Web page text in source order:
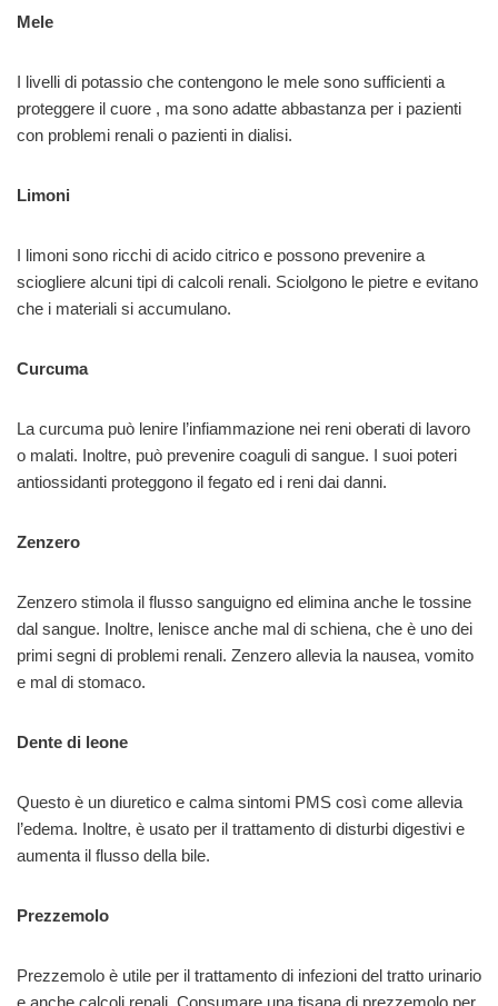
Mele
I livelli di potassio che contengono le mele sono sufficienti a
proteggere il cuore , ma sono adatte abbastanza per i pazienti
con problemi renali o pazienti in dialisi.
Limoni
I limoni sono ricchi di acido citrico e possono prevenire a
sciogliere alcuni tipi di calcoli renali. Sciolgono le pietre e evitano
che i materiali si accumulano.
Curcuma
La curcuma può lenire l’infiammazione nei reni oberati di lavoro
o malati. Inoltre, può prevenire coaguli di sangue. I suoi poteri
antiossidanti proteggono il fegato ed i reni dai danni.
Zenzero
Zenzero stimola il flusso sanguigno ed elimina anche le tossine
dal sangue. Inoltre, lenisce anche mal di schiena, che è uno dei
primi segni di problemi renali. Zenzero allevia la nausea, vomito
e mal di stomaco.
Dente di leone
Questo è un diuretico e calma sintomi PMS così come allevia
l’edema. Inoltre, è usato per il trattamento di disturbi digestivi e
aumenta il flusso della bile.
Prezzemolo
Prezzemolo è utile per il trattamento di infezioni del tratto urinario